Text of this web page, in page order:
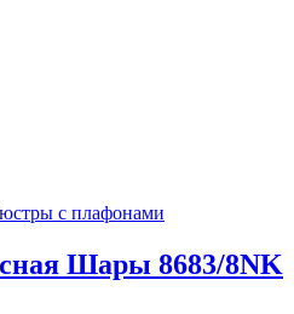
с плафонами
Шары 8683/8NK